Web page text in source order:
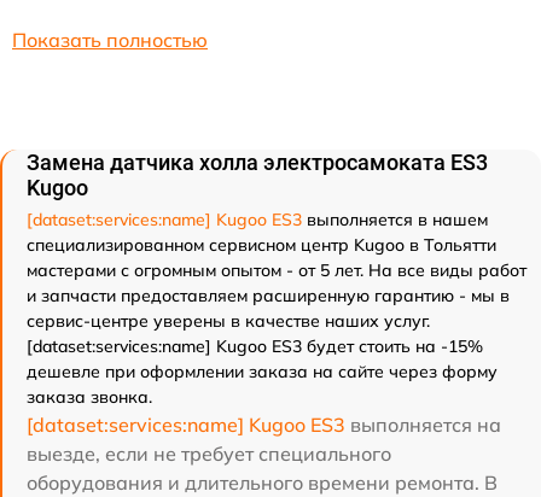
Показать полностью
Замена датчика холла электросамоката ES3
Kugoo
[dataset:services:name] Kugoo ES3 выполняется в нашем
специализированном сервисном центр Kugoo в Тольятти
мастерами с огромным опытом - от 5 лет. На все виды работ
и запчасти предоставляем расширенную гарантию - мы в
сервис-центре уверены в качестве наших услуг.
[dataset:services:name] Kugoo ES3 будет стоить на -15%
дешевле при оформлении заказа на сайте через форму
заказа звонка.
[dataset:services:name] Kugoo ES3 выполняется на
выезде, если не требует специального
оборудования и длительного времени ремонта. В